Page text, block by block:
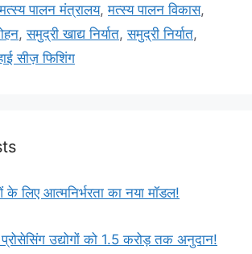
मत्स्य पालन मंत्रालय,मत्स्य पालन विकास,
,समुद्री खाद्य निर्यात,समुद्री निर्यात,
सीज़ फिशिंग
के लिए आत्मनिर्भरता का नया मॉडल!
प्रोसेसिंग उद्योगों को 1.5 करोड़ तक अनुदान!